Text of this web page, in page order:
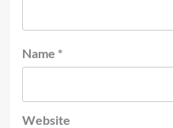
Name *
Website